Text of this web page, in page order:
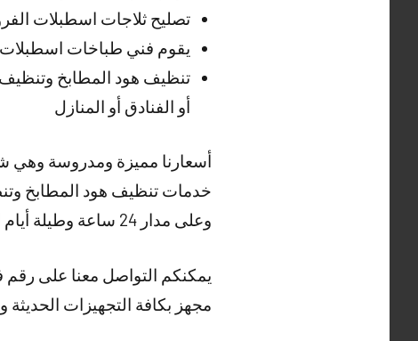
تصليح ثلاجات اسطبلات
يقوم فني طباخات اسطبلات
تنظيف هود المطابخ وتنظيف
أو الفنادق أو المنازل
أسعارنا مميزة ومدروسة وهي
خدمات تنظيف هود المطابخ
وعلى مدار 24 ساعة وطيلة أيام الأسبوع.
يمكنكم التواصل معنا على رقم
مجهز بكافة التجهيزات الحديثة